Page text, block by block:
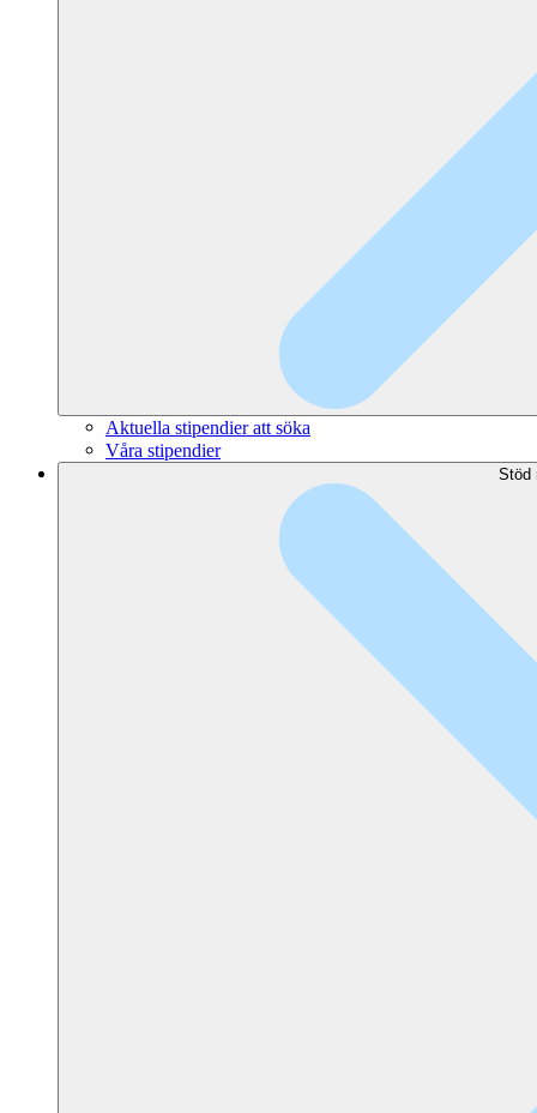
Aktuella stipendier att söka
Våra stipendier
Stöd